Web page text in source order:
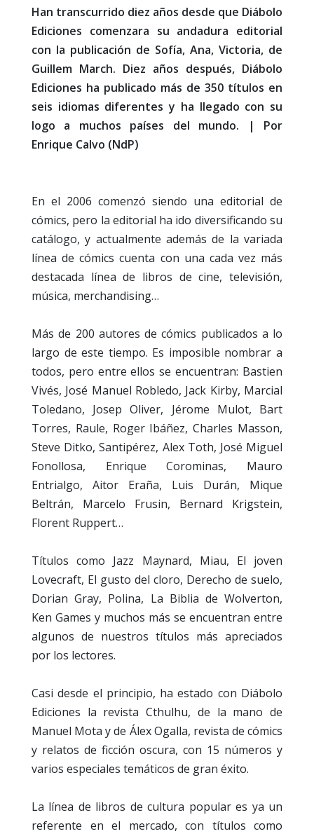
Han transcurrido diez años desde que Diábolo
Ediciones comenzara su andadura editorial
con la publicación de Sofía, Ana, Victoria, de
Guillem March. Diez años después, Diábolo
Ediciones ha publicado más de 350 títulos en
seis idiomas diferentes y ha llegado con su
logo a muchos países del mundo. | Por
Enrique Calvo (NdP)
En el 2006 comenzó siendo una editorial de
cómics, pero la editorial ha ido diversificando su
catálogo, y actualmente además de la variada
línea de cómics cuenta con una cada vez más
destacada línea de libros de cine, televisión,
música, merchandising…
Más de 200 autores de cómics publicados a lo
largo de este tiempo. Es imposible nombrar a
todos, pero entre ellos se encuentran: Bastien
Vivés, José Manuel Robledo, Jack Kirby, Marcial
Toledano, Josep Oliver, Jérome Mulot, Bart
Torres, Raule, Roger Ibáñez, Charles Masson,
Steve Ditko, Santipérez, Alex Toth, José Miguel
Fonollosa, Enrique Corominas, Mauro
Entrialgo, Aitor Eraña, Luis Durán, Mique
Beltrán, Marcelo Frusin, Bernard Krigstein,
Florent Ruppert…
Títulos como Jazz Maynard, Miau, El joven
Lovecraft, El gusto del cloro, Derecho de suelo,
Dorian Gray, Polina, La Biblia de Wolverton,
Ken Games y muchos más se encuentran entre
algunos de nuestros títulos más apreciados
por los lectores.
Casi desde el principio, ha estado con Diábolo
Ediciones la revista Cthulhu, de la mano de
Manuel Mota y de Álex Ogalla, revista de cómics
y relatos de ficción oscura, con 15 números y
varios especiales temáticos de gran éxito.
La línea de libros de cultura popular es ya un
referente en el mercado, con títulos como